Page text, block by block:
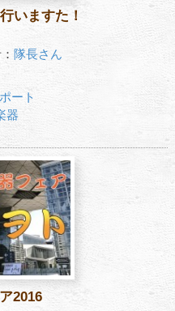
いますた！
隊長さん
ート
器
2016